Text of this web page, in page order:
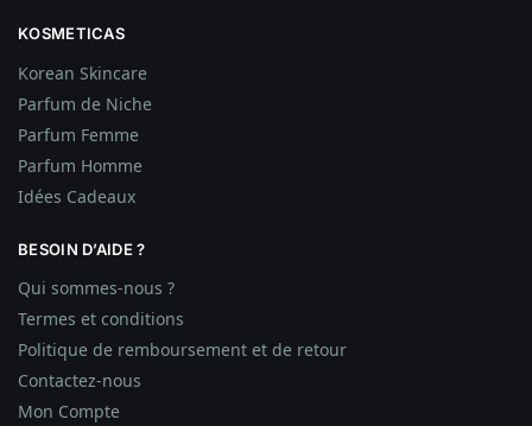
KOSMETICAS
Korean Skincare
Parfum de Niche
Parfum Femme
Parfum Homme
Idées Cadeaux
BESOIN D’AIDE ?
Qui sommes-nous ?
Termes et conditions
Politique de remboursement et de retour
Contactez-nous
Mon Compte